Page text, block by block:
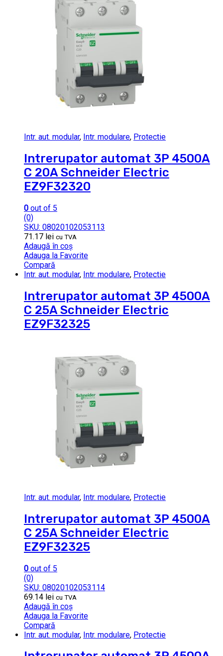
Intr. aut. modular, Intr. modulare, Protectie
Intrerupator automat 3P 4500A
C 20A Schneider Electric
EZ9F32320
0 out of 5
(0)
SKU: 08020102053113
71.17 lei cu TVA
Adaugă în coș
Adauga la Favorite
Compară
Intr. aut. modular, Intr. modulare, Protectie
Intrerupator automat 3P 4500A
C 25A Schneider Electric
EZ9F32325
Intr. aut. modular, Intr. modulare, Protectie
Intrerupator automat 3P 4500A
C 25A Schneider Electric
EZ9F32325
0 out of 5
(0)
SKU: 08020102053114
69.14 lei cu TVA
Adaugă în coș
Adauga la Favorite
Compară
Intr. aut. modular, Intr. modulare, Protectie